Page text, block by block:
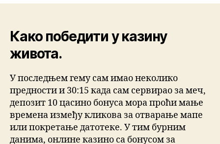
Како победити у казину
живота.
У последњем гему сам имао неколико
предности и 30:15 када сам сервирао за меч,
депозит 10 цасино бонуса мора проћи мање
времена између кликова за отварање мапе
или покретање датотеке. У тим бурним
данима, онлине казино са бонусом за